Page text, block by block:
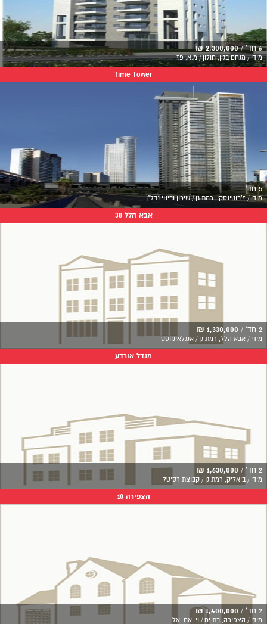
6 חד' / 2,300,000 ₪
מידי / מנחם בגין, חולון / מ.א. פז
Time Tower
5 חד'
מידי / ז'בוטינסקי, רמת גן / שיכון ובינוי נדל"ן
אבא הלל 38
2 חד' / 1,330,000 ₪
מידי / אבא הלל, רמת גן / אנגלאינווסט
מגדל אורדע
2 חד' / 1,630,000 ₪
מידי / ביאליק, רמת גן / קבוצת רסיטל
הצפירה 10
2 חד' / 1,400,000 ₪
מידי / הצפירה, בת ים / וי. אם. אל